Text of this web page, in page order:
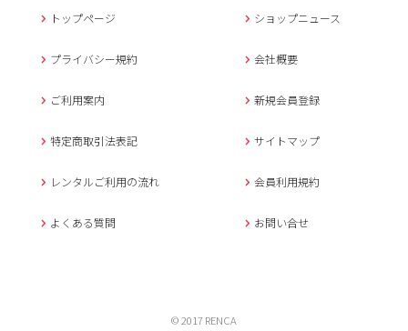
返信させていただきま
年末年始、大型連休
メールでのお問い合わせ
トップページ ショップニュース
プライバシー規約 会社概要
ご利用案内 新規会員登録
特定商取引法表記 サイトマップ
レンタルご利用の流れ 会員利用規約
よくある質問 お問い合せ
© 2017 RENCA